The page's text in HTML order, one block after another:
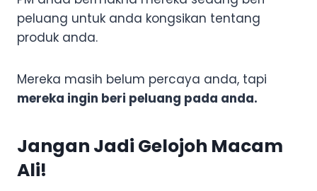
peluang untuk anda kongsikan tentang
produk anda.
Mereka masih belum percaya anda, tapi
mereka ingin beri peluang pada anda.
Jangan Jadi Gelojoh Macam
Ali!